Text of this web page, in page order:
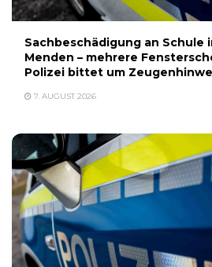
Sachbeschädigung an Schule
Menden – mehrere
Polizei bittet um
7. AUGUST 2026